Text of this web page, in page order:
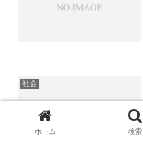
社会
ホーム 検索